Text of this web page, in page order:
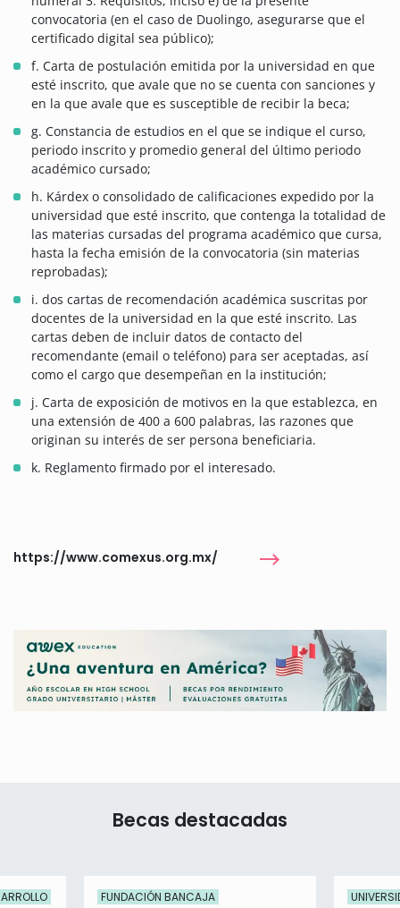
convocatoria (en el caso de Duolingo, asegurarse que el
certificado digital sea público);
f. Carta de postulación emitida por la universidad en que
esté inscrito, que avale que no se cuenta con sanciones y
en la que avale que es susceptible de recibir la beca;
g. Constancia de estudios en el que se indique el curso,
periodo inscrito y promedio general del último periodo
académico cursado;
h. Kárdex o consolidado de calificaciones expedido por la
universidad que esté inscrito, que contenga la totalidad de
las materias cursadas del programa académico que cursa,
hasta la fecha emisión de la convocatoria (sin materias
reprobadas);
i. dos cartas de recomendación académica suscritas por
docentes de la universidad en la que esté inscrito. Las
cartas deben de incluir datos de contacto del
recomendante (email o teléfono) para ser aceptadas, así
como el cargo que desempeñan en la institución;
j. Carta de exposición de motivos en la que establezca, en
una extensión de 400 a 600 palabras, las razones que
originan su interés de ser persona beneficiaria.
k. Reglamento firmado por el interesado.
https://www.comexus.org.mx/
Becas destacadas
FUNDACIÓN BANCAJA